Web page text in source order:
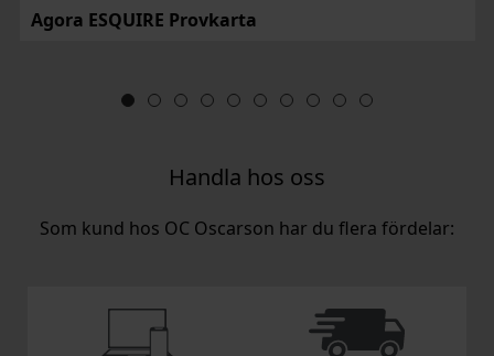
Agora ESQUIRE Provkarta
Handla hos oss
Som kund hos OC Oscarson har du flera fördelar: